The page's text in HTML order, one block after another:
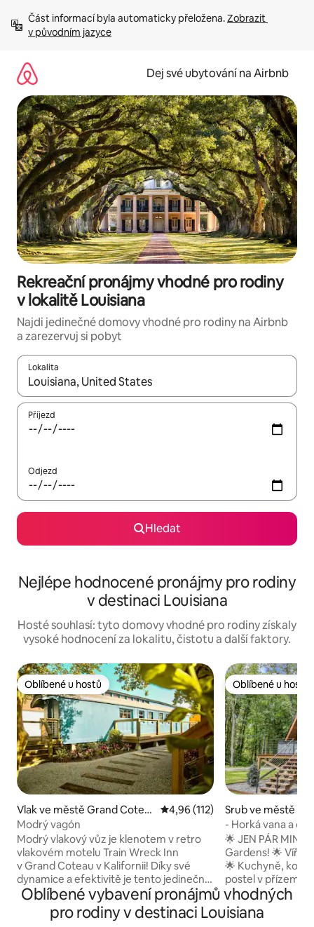
obsah
Část informací byla automaticky přeložena. Zobrazit
v původním jazyce
Dej své ubytování na Airbnb
Rekreační pronájmy vhodné pro rodiny
v lokalitě Louisiana
Najdi jedinečné domovy vhodné pro rodiny na Airbnb
a zarezervuj si pobyt
Lokalita
Až budou výsledky k dispozici, můžeš si je procházet pomocí
Příjezd
Odjezd
Hledat
Nejlépe hodnocené pronájmy pro rodiny
v destinaci Louisiana
Hosté souhlasí: tyto domovy vhodné pro rodiny získaly
vysoké hodnocení za lokalitu, čistotu a další faktory.
Oblíbené u hostů
Oblíbené u hostů
Vlak ve městě Grand Cotea
u
Průměrné hodnocení 4,96 z 5,
4,96 (112)
Modrý vagón
Modrý vlakový vůz je klenotem v retro
vlakovém motelu Train Wreck Inn
v Grand Coteau v Kalifornii! Díky své
dynamice a efektivitě je tento jedinečný
pobyt ve vyřazeném poštovním voze
nezapomenutelným zážitkem. Tento
prostor, inspirovaný nechvalně známými
Oblíbené u hostů
Oblíbené u hostů
Srub ve městě
- Horká vana a
moderní kabina
🌟 JEN PÁR
Gardens! 🌟
🌟 Kuchyně,
postel v přízemí
menší manželská
věci, které stojí
ve výši 100 $ •
Oblíbené vybavení pronájmů vhodných
pro rodiny v destinaci Louisiana